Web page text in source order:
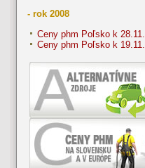
- rok 2008
Ceny phm Poľsko k 28.11.
Ceny phm Poľsko k 19.11.